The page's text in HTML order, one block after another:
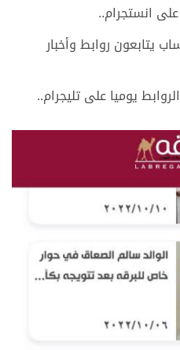
واتساب يتابعون روابط وأخبار